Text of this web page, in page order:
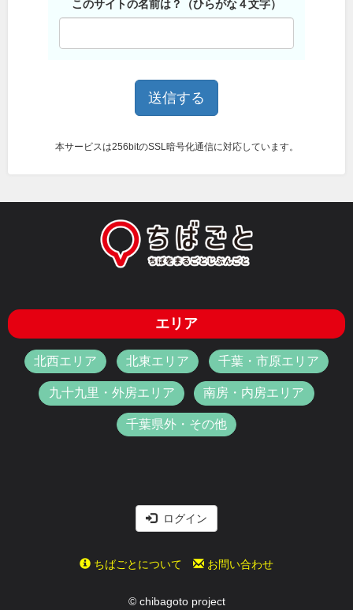
このサイトの名前は？（ひらがな４文字）
本サービスは256bitのSSL暗号化通信に対応しています。
エリア
北西エリア 北東エリア 千葉・市原エリア
九十九里・外房エリア 南房・内房エリア
千葉県外・その他
ログイン
ちばごとについて お問い合わせ
© chibagoto project